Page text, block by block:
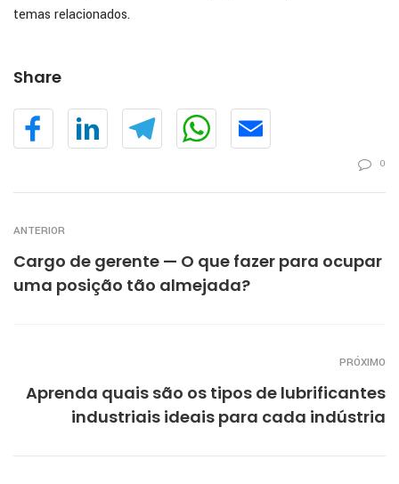
temas relacionados.
Share
0
ANTERIOR
Cargo de gerente — O que fazer para ocupar
uma posição tão almejada?
PRÓXIMO
Aprenda quais são os tipos de lubrificantes
industriais ideais para cada indústria